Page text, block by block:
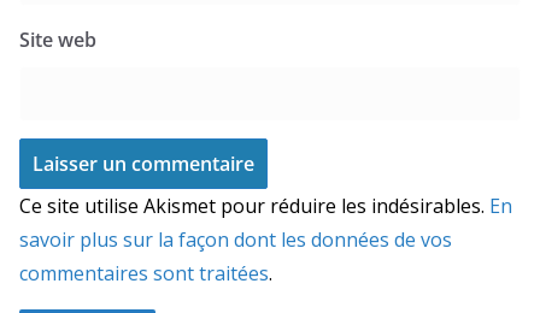
Site web
Ce site utilise Akismet pour réduire les indésirables. En
savoir plus sur la façon dont les données de vos
commentaires sont traitées.